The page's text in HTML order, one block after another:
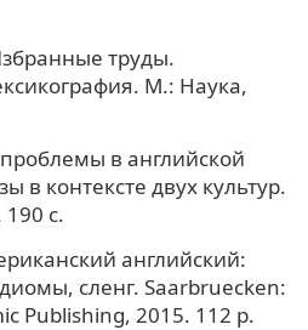
труды.
М.: Наука,
в английской
в контексте двух культур.
с.
английский:
сленг. Saarbruecken:
Publishing, 2015. 112 p.